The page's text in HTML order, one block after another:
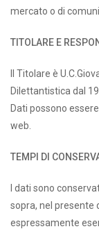
mercato o di
TITOLARE E
Il Titolare è
Dilettantistica dal
Dati possono
web.
TEMPI DI
I dati sono
sopra, nel presente
espressamente